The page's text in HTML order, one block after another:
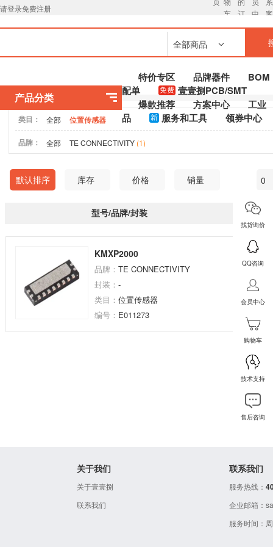
请登录免费注册
车
订
中
客
全部商品
产品分类
特价专区 品牌器件
BOM
配单
壹壹捌PCB/SMT
爆款推荐
方案中心
工业
品
服务和工具 领券中心
找货询价
QQ咨询
会员中心
购物车
技术支持
售后咨询
类目： 全部 位置传感器
品牌： 全部 TE CONNECTIVITY (1)
默认排序 库存 价格 销量
型号/品牌/封装 参数
KMXP2000
品牌： TE CONNECTIVITY
封装： -
类目： 位置传感器
编号： E011273
间距：
安装方
排数：
额定电
关于我们
关于壹壹捌
联系我们
联系我们
服务热线：
企业邮箱：
服务时间：